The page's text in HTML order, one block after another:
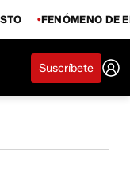
FENÓMENO DE
Suscríbete